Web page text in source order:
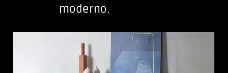
moderno.